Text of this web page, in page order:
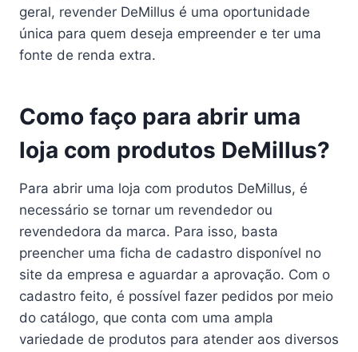
geral, revender DeMillus é uma oportunidade
única para quem deseja empreender e ter uma
fonte de renda extra.
Como faço para abrir uma
loja com produtos DeMillus?
Para abrir uma loja com produtos DeMillus, é
necessário se tornar um revendedor ou
revendedora da marca. Para isso, basta
preencher uma ficha de cadastro disponível no
site da empresa e aguardar a aprovação. Com o
cadastro feito, é possível fazer pedidos por meio
do catálogo, que conta com uma ampla
variedade de produtos para atender aos diversos